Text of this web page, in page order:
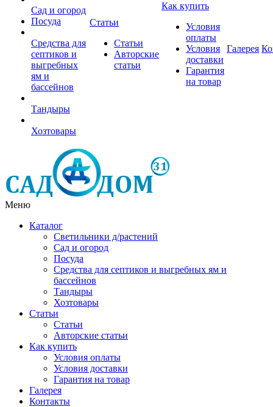
Сад и огород
Посуда
Средства для
септиков и
выгребных
ям и
бассейнов
Тандыры
Хозтовары
Статьи
Статьи
Авторские
статьи
Как купить
Условия
оплаты
Условия
доставки
Гарантия
на товар
Галерея
Меню
Каталог
Светильники д/растений
Сад и огород
Посуда
Средства для септиков и выгребных ям и
бассейнов
Тандыры
Хозтовары
Статьи
Статьи
Авторские статьи
Как купить
Условия оплаты
Условия доставки
Гарантия на товар
Галерея
Контакты